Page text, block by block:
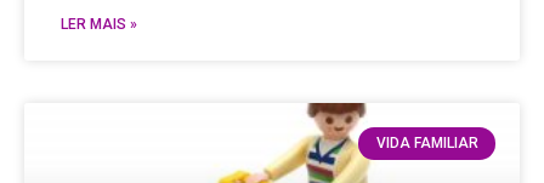
LER MAIS »
VIDA FAMILIAR